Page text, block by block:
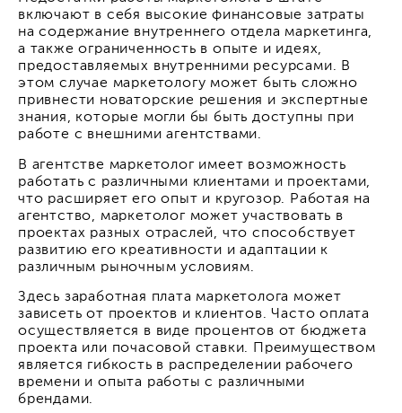
включают в себя высокие финансовые затраты
на содержание внутреннего отдела маркетинга,
а также ограниченность в опыте и идеях,
предоставляемых внутренними ресурсами. В
этом случае маркетологу может быть сложно
привнести новаторские решения и экспертные
знания, которые могли бы быть доступны при
работе с внешними агентствами.
В агентстве маркетолог имеет возможность
работать с различными клиентами и проектами,
что расширяет его опыт и кругозор. Работая на
агентство, маркетолог может участвовать в
проектах разных отраслей, что способствует
развитию его креативности и адаптации к
различным рыночным условиям.
Здесь заработная плата маркетолога может
зависеть от проектов и клиентов. Часто оплата
осуществляется в виде процентов от бюджета
проекта или почасовой ставки. Преимуществом
является гибкость в распределении рабочего
времени и опыта работы с различными
брендами.